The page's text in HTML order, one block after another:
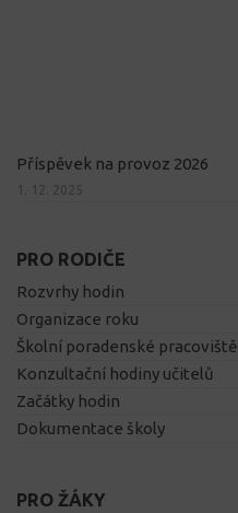
Příspěvek na provoz 2026
1. 12. 2025
PRO RODIČE
Rozvrhy hodin
Organizace roku
Školní poradenské pracoviště
Konzultační hodiny učitelů
Začátky hodin
Dokumentace školy
PRO ŽÁKY